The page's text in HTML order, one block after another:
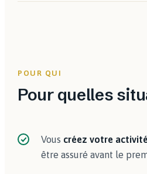
POUR QUI
Pour quelles
Vous créez votre
être assuré avant le